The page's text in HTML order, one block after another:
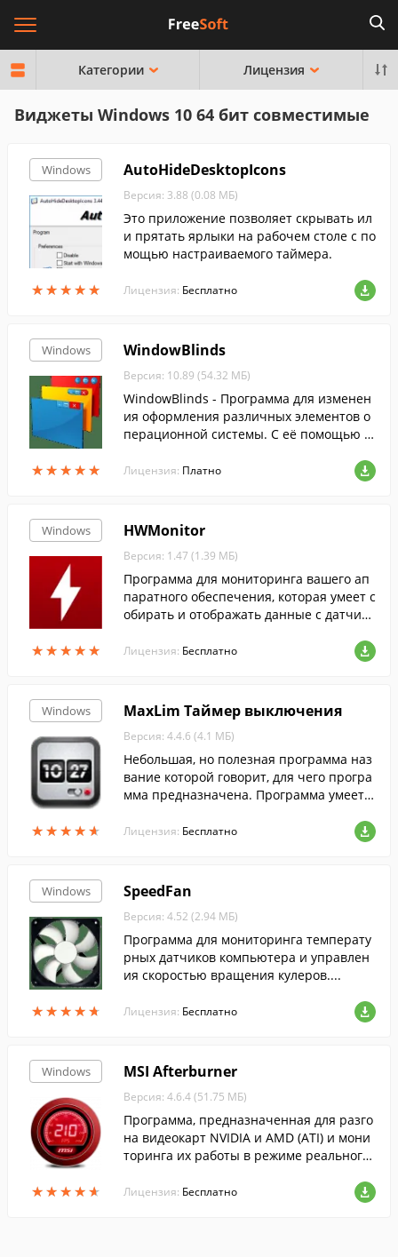
Категории Лицензия
Виджеты Windows 10 64 бит совместимые
Windows
★★★★★
★★★★★
AutoHideDesktopIcons
Версия: 3.88 (0.08 МБ)
Это приложение позволяет скрывать ил
и прятать ярлыки на рабочем столе с по
мощью настраиваемого таймера.
Лицензия: Бесплатно
Windows
★★★★★
★★★★★
WindowBlinds
Версия: 10.89 (54.32 МБ)
WindowBlinds - Программа для изменен
ия оформления различных элементов о
перационной системы. С её помощью м
роить тему оформления и многое друго
Лицензия: Платно
Windows
★★★★★
★★★★★
HWMonitor
Версия: 1.47 (1.39 МБ)
Программа для мониторинга вашего ап
паратного обеспечения, которая умеет с
обирать и отображать данные с датчико
вентиляторов.
Лицензия: Бесплатно
Windows
★★★★★
★★★★★
MaxLim Таймер выключения
Версия: 4.4.6 (4.1 МБ)
Небольшая, но полезная программа наз
вание которой говорит, для чего програ
мма предназначена. Программа умеет в
ждущий режим компьютер и другие дей
Лицензия: Бесплатно
Windows
★★★★★
★★★★★
SpeedFan
Версия: 4.52 (2.94 МБ)
Программа для мониторинга температу
рных датчиков компьютера и управлен
ия скоростью вращения кулеров....
Лицензия: Бесплатно
Windows
★★★★★
★★★★★
MSI Afterburner
Версия: 4.6.4 (51.75 МБ)
Программа, предназначенная для разго
на видеокарт NVIDIA и AMD (ATI) и мони
торинга их работы в режиме реального
Лицензия: Бесплатно